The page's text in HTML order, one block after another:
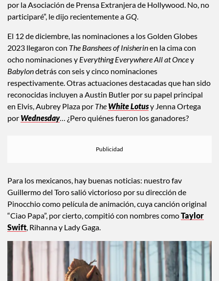
por la Asociación de Prensa Extranjera de Hollywood. No, no
participaré”, le dijo recientemente aGQ.
El 12 de diciembre, las nominaciones a los Golden Globes
2023 llegaron con The Banshees of Inisherinen la cima con
ocho nominaciones y Everything Everywhere All at Oncey
Babylondetrás con seis y cinco nominaciones
respectivamente. Otras actuaciones destacadas que han sido
reconocidas incluyen a Austin Butler por su papel principal
en Elvis, Aubrey Plaza por The White Lotusy Jenna Ortega
por Wednesday… ¿Pero quiénes fueron los ganadores?
Para los mexicanos, hay buenas noticias: nuestro fav
Guillermo del Toro salió victorioso por su dirección de
Pinocchio como película de animación, cuya canción original
“Ciao Papa”, por cierto, compitió con nombres comoTaylor
Swift, Rihanna y Lady Gaga.